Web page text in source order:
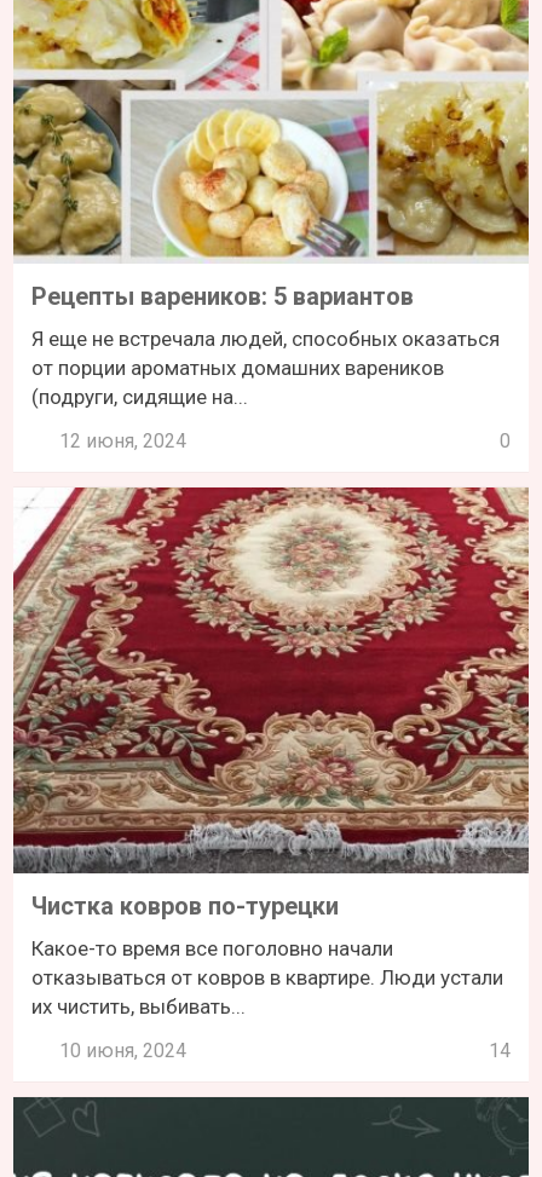
Рецепты вареников: 5 вариантов
Я еще не встречала людей, способных оказаться
от порции ароматных домашних вареников
(подруги, сидящие на...
12 июня, 2024 0
Чистка ковров по-турецки
Какое-то время все поголовно начали
отказываться от ковров в квартире. Люди устали
их чистить, выбивать...
10 июня, 2024 14